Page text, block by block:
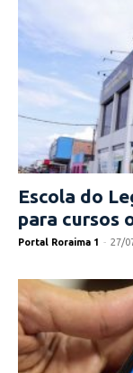
Escola do
para cursos
Portal Roraima 1 - 27/